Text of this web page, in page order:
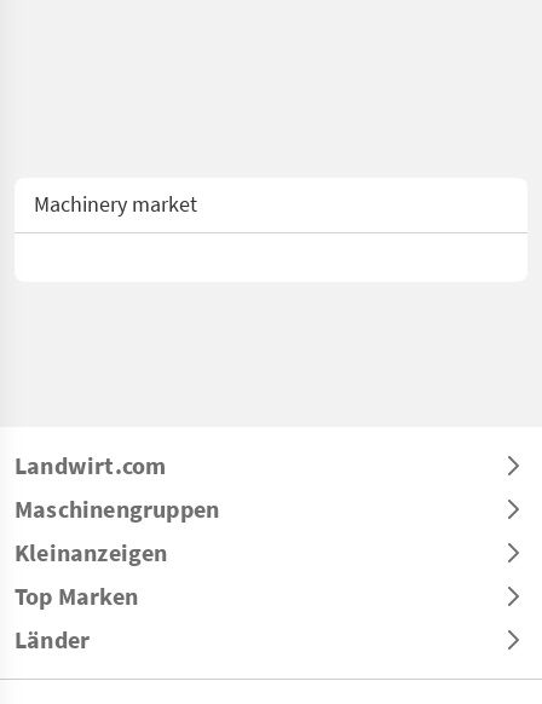
Machinery market
Landwirt.com
Maschinengruppen
Kleinanzeigen
Top Marken
Länder